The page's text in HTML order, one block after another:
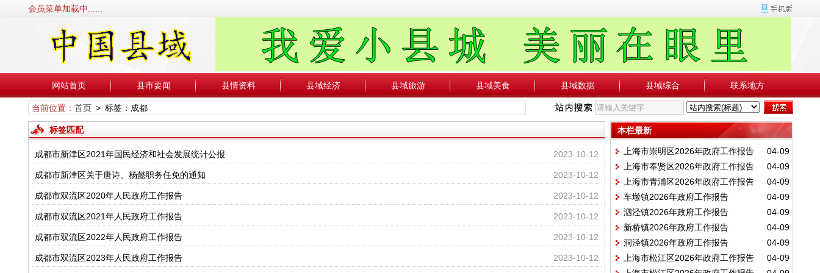
会员菜单加载中......
网站首页 县市要闻 县情资料 县域经济 县域旅游 县域美食 县域数据 县域综合 联系地方
当前位置： 首页> 标签：成都
标签匹配
2023-10-12
成都市新津区2021年国民经济和社会发展统计公报
2023-10-12
成都市新津区关于唐诗、杨懿职务任免的通知
2023-10-12
成都市双流区2020年人民政府工作报告
2023-10-12
成都市双流区2021年人民政府工作报告
2023-10-12
成都市双流区2022年人民政府工作报告
2023-10-12
成都市双流区2023年人民政府工作报告
本栏最新
04-09
上海市崇明区2026年政府工作报告
04-09
上海市奉贤区2026年政府工作报告
04-09
上海市青浦区2026年政府工作报告
04-09
车墩镇2026年政府工作报告
04-09
泗泾镇2026年政府工作报告
04-09
新桥镇2026年政府工作报告
04-09
洞泾镇2026年政府工作报告
04-09
上海市松江区2026年政府工作报告